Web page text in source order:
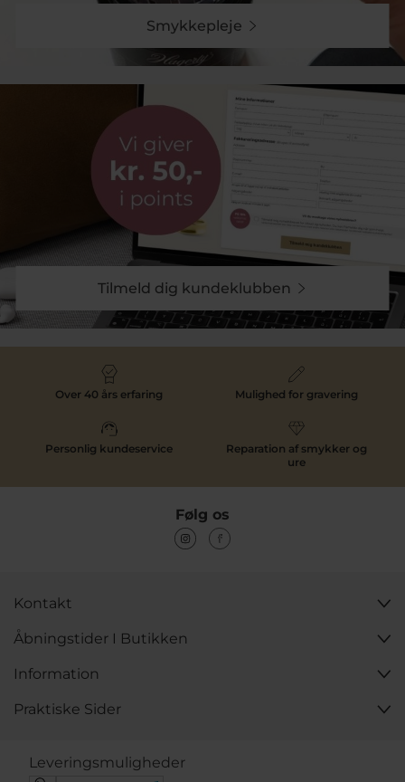
Smykkepleje
Tilmeld dig kundeklubben
Over 40 års erfaring Mulighed for gravering
Personlig kundeservice
Reparation af smykker og
ure
Følg os
Kontakt
Åbningstider I Butikken
Information
Praktiske Sider
Leveringsmuligheder